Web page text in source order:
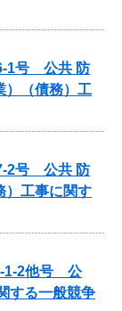
1号 公共 防
）（債務）工
2号 公共 防
）工事に関す
1-2他号 公
する一般競争